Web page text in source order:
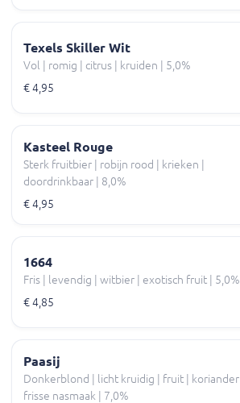
Texels Skiller Wit
Vol | romig | citrus | kruiden | 5,0%
€ 4,95
Kasteel Rouge
Sterk fruitbier | robijn rood | krieken |
doordrinkbaar | 8,0%
€ 4,95
1664
Fris | levendig | witbier | exotisch fruit | 5,0%
€ 4,85
Paasij
Donkerblond | licht kruidig | fruit | koriander |
frisse nasmaak | 7,0%